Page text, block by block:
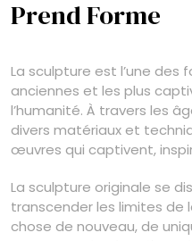
Prend Forme
La sculpture est l’une des
anciennes et les plus
l’humanité. À travers les
divers matériaux et
œuvres qui captivent,
La sculpture originale se
transcender les limites de
chose de nouveau, de